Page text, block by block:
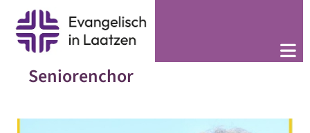
Seniorenchor